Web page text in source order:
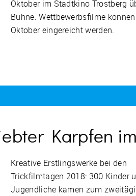
Oktober im Stadtkino Trostberg
Bühne. Wettbewerbsfilme
Oktober eingereicht werden.
Karpfen
Kreative Erstlingswerke bei den
Trickfilmtagen 2018: 300 Kinder
Jugendliche kamen zum